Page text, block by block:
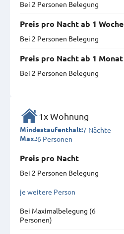
Bei 2 Personen Belegung
Preis pro Nacht ab 1 Woche
Bei 2 Personen Belegung
Preis pro Nacht ab 1 Monat
Bei 2 Personen Belegung
1x Wohnung
Mindestaufenthalt:7 Nächte
Max.:6 Personen
Preis pro Nacht
Bei 2 Personen Belegung
je weitere Person
Bei Maximal­belegung (6
Personen)